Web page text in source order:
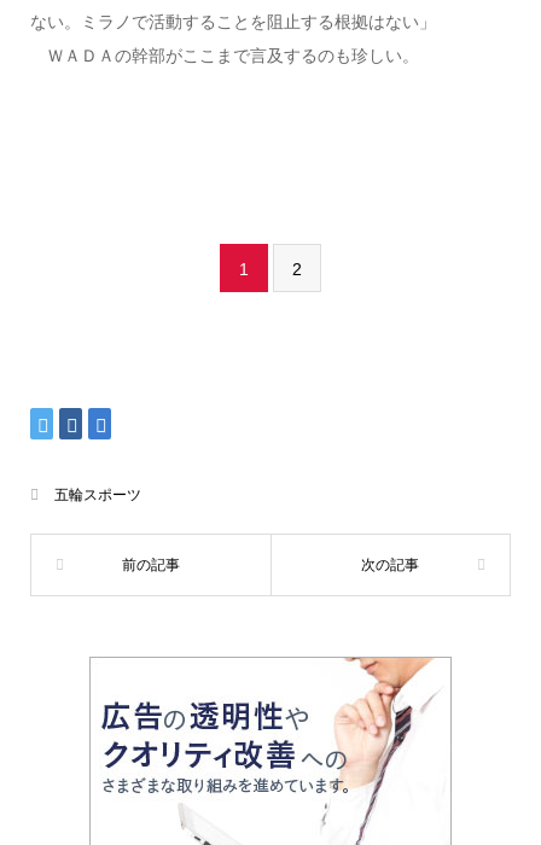
ない。ミラノで活動することを阻止する根拠はない」
ＷＡＤＡの幹部がここまで言及するのも珍しい。
1 2
五輪スポーツ